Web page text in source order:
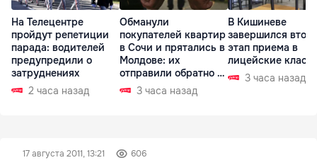
На Телецентре
пройдут репетиции
парада: водителей
предупредили о
затруднениях
2 часа назад
Обманули
покупателей квартир
в Сочи и прятались в
Молдове: их
отправили обратно в
РФ 3 часа назад
В Кишиневе
завершился
этап приема в
лицейские
3 часа назад
17 августа 2011, 13:21 606